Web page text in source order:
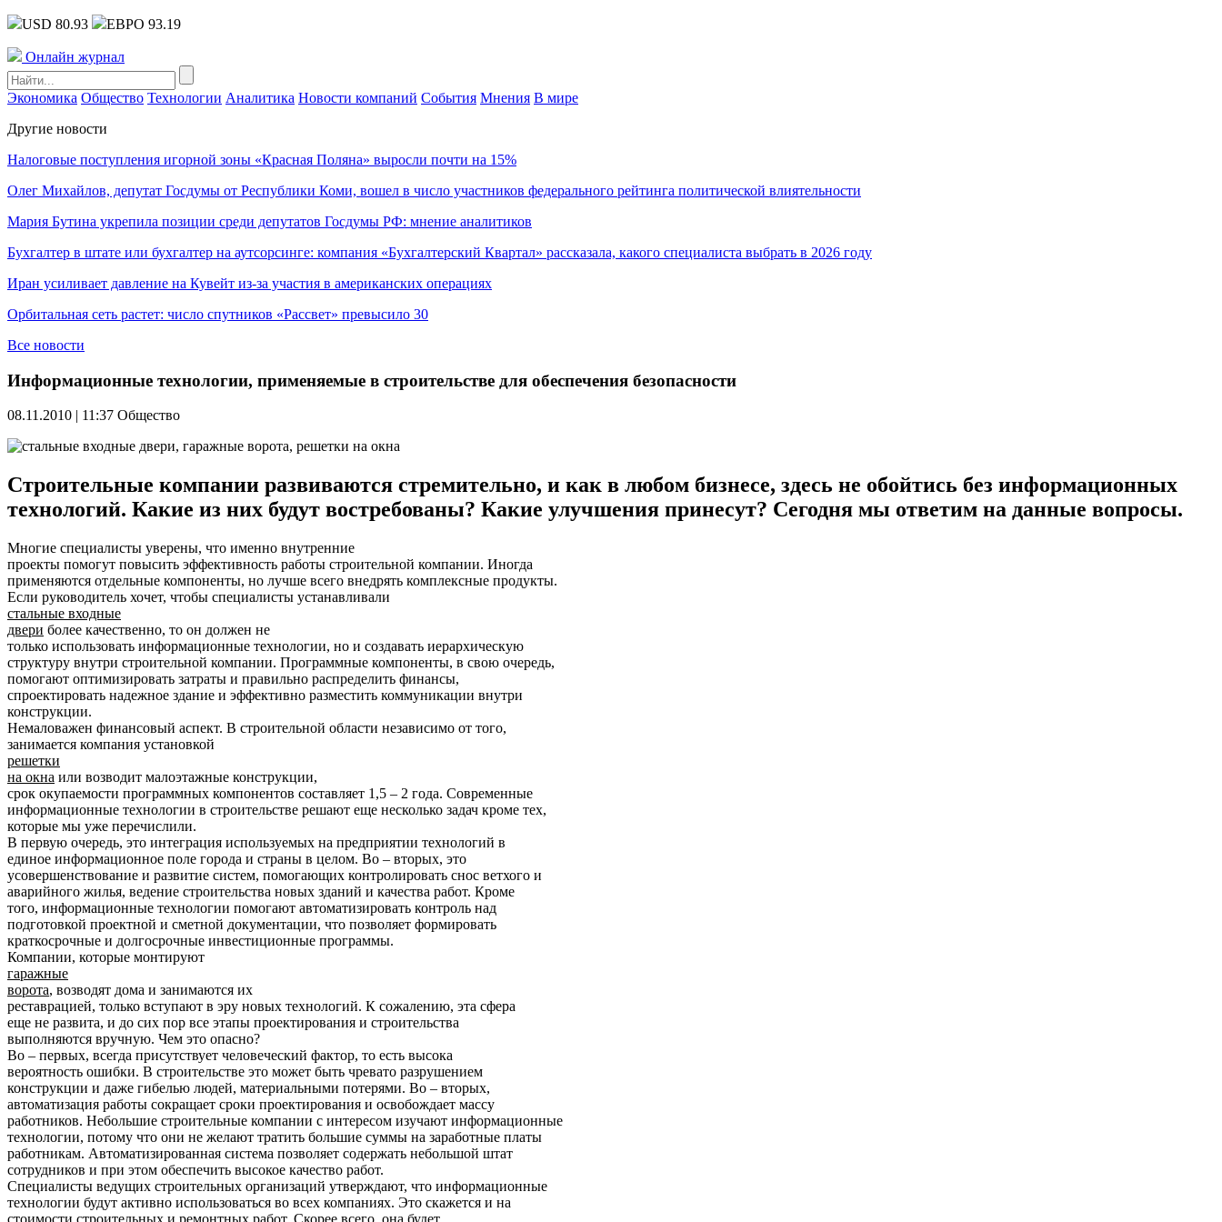
USD 80.93 ЕВРО 93.19
Онлайн журнал
Экономика Общество Технологии Аналитика Новости компаний События Мнения В мире
Другие новости
Налоговые поступления игорной зоны «Красная Поляна» выросли почти на 15%
Олег Михайлов, депутат Госдумы от Республики Коми, вошел в число участников федерального рейтинга политической влиятельности
Мария Бутина укрепила позиции среди депутатов Госдумы РФ: мнение аналитиков
Бухгалтер в штате или бухгалтер на аутсорсинге: компания «Бухгалтерский Квартал» рассказала, какого специалиста выбрать в 2026 году
Иран усиливает давление на Кувейт из-за участия в американских операциях
Орбитальная сеть растет: число спутников «Рассвет» превысило 30
Все новости
Информационные технологии, применяемые в строительстве для обеспечения безопасности
08.11.2010 | 11:37 Общество
Строительные компании развиваются стремительно, и как в любом бизнесе, здесь не обойтись без информационных
технологий. Какие из них будут востребованы? Какие улучшения принесут? Сегодня мы ответим на данные вопросы.
Многие специалисты уверены, что именно внутренние
проекты помогут повысить эффективность работы строительной компании. Иногда
применяются отдельные компоненты, но лучше всего внедрять комплексные продукты.
Если руководитель хочет, чтобы специалисты устанавливали
стальные входные
двери более качественно, то он должен не
только использовать информационные технологии, но и создавать иерархическую
структуру внутри строительной компании. Программные компоненты, в свою очередь,
помогают оптимизировать затраты и правильно распределить финансы,
спроектировать надежное здание и эффективно разместить коммуникации внутри
конструкции.
Немаловажен финансовый аспект. В строительной области независимо от того,
занимается компания установкой
решетки
на окна или возводит малоэтажные конструкции,
срок окупаемости программных компонентов составляет 1,5 – 2 года. Современные
информационные технологии в строительстве решают еще несколько задач кроме тех,
которые мы уже перечислили.
В первую очередь, это интеграция используемых на предприятии технологий в
единое информационное поле города и страны в целом. Во – вторых, это
усовершенствование и развитие систем, помогающих контролировать снос ветхого и
аварийного жилья, ведение строительства новых зданий и качества работ. Кроме
того, информационные технологии помогают автоматизировать контроль над
подготовкой проектной и сметной документации, что позволяет формировать
краткосрочные и долгосрочные инвестиционные программы.
Компании, которые монтируют
гаражные
ворота, возводят дома и занимаются их
реставрацией, только вступают в эру новых технологий. К сожалению, эта сфера
еще не развита, и до сих пор все этапы проектирования и строительства
выполняются вручную. Чем это опасно?
Во – первых, всегда присутствует человеческий фактор, то есть высока
вероятность ошибки. В строительстве это может быть чревато разрушением
конструкции и даже гибелью людей, материальными потерями. Во – вторых,
автоматизация работы сокращает сроки проектирования и освобождает массу
работников. Небольшие строительные компании с интересом изучают информационные
технологии, потому что они не желают тратить большие суммы на заработные платы
работникам. Автоматизированная система позволяет содержать небольшой штат
сотрудников и при этом обеспечить высокое качество работ.
Специалисты ведущих строительных организаций утверждают, что информационные
технологии будут активно использоваться во всех компаниях. Это скажется и на